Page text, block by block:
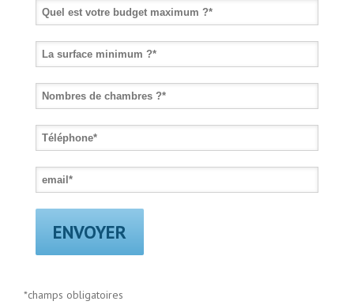
*champs obligatoires